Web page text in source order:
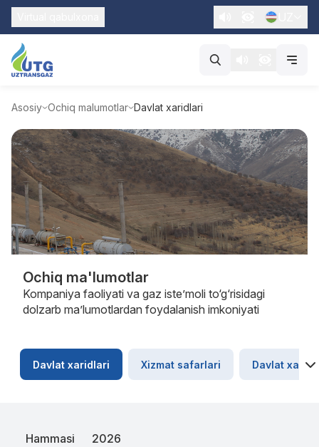
Asosiy Ochiq malumotlar Davlat xaridlari
Ochiq ma'lumotlar
Kompaniya faoliyati va gaz iste’moli to‘g‘risidagi
dolzarb ma’lumotlardan foydalanish imkoniyati
Davlat xaridlari Xizmat safarlari Davlat
Hammasi 2026